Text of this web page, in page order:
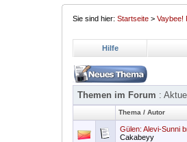
Sie sind hier: Startseite > Vaybee!
Hilfe
Themen im Forum :
Thema / Autor
Gülen: Alevi-Sunni
Cakabeyy